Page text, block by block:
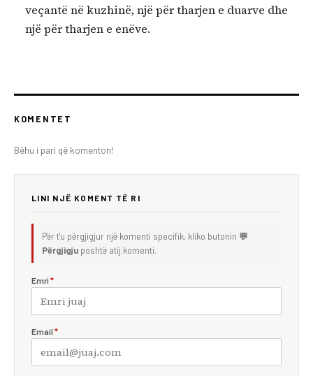
veçantë në kuzhinë, një për tharjen e duarve dhe
një për tharjen e enëve.
KOMENTET
Bëhu i pari që komenton!
LINI NJË KOMENT TË RI
Për t'u përgjigjur një komenti specifik, kliko butonin 💬
Përgjigju poshtë atij komenti.
Emri *
Email *